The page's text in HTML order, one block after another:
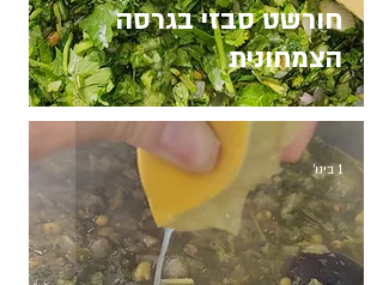
חורשט סבזי בגרסה
הצמחונית
1 בינו׳